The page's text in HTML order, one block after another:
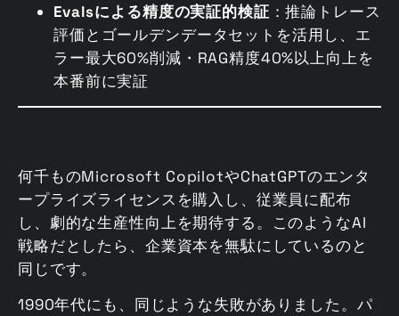
Evalsによる精度の実証的検証 ：推論トレース
評価とゴールデンデータセットを活用し、エ
ラー最大60%削減・RAG精度40%以上向上を
本番前に実証
何千ものMicrosoft CopilotやChatGPTのエンタ
ープライズライセンスを購入し、従業員に配布
し、劇的な生産性向上を期待する。このようなAI
戦略だとしたら、企業資本を無駄にしているのと
同じです。
1990年代にも、同じような失敗がありました。パ